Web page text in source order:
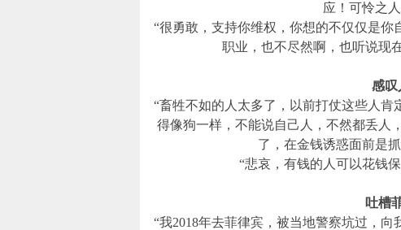
应！可怜之
“很勇敢，支持你维权，你想的不仅仅是
职业，也不尽然啊，也听说现
感叹
“畜牲不如的人太多了，以前打仗这些人
得像狗一样，不能说自己人，不然都丢人
了，在金钱诱惑面前是
“悲哀，有钱的人可以花钱
吐槽
“我2018年去菲律宾，被当地警察坑过，